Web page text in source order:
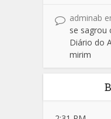
adminab
se sagrou
Diário do
mirim